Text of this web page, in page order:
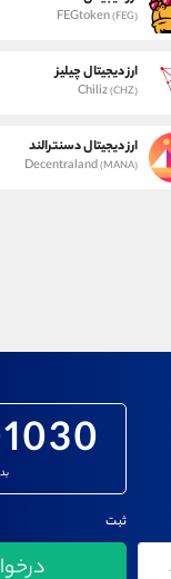
FEGtoken(FEG)
ارز دیجیتال چیلیز
Chiliz(CHZ)
ارز دیجیتال دسنترالند
Decentraland(MANA)
ثبت